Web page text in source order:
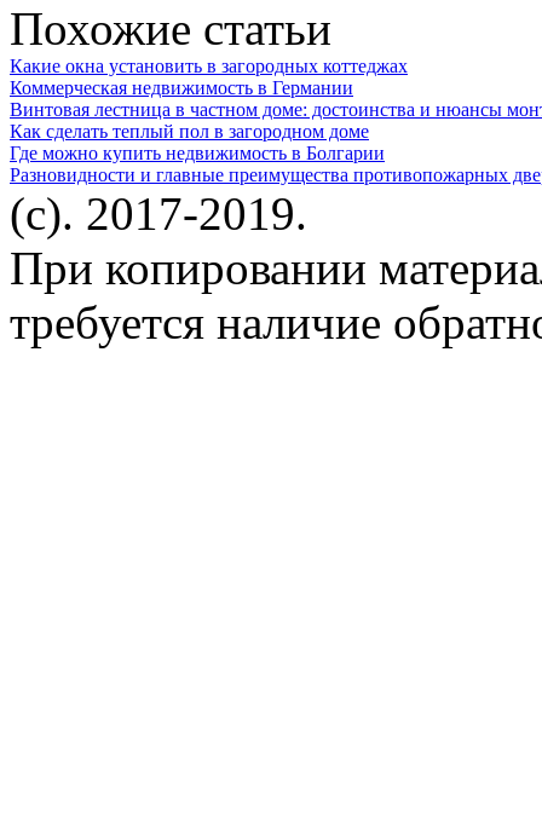
Похожие статьи
Какие окна установить в загородных коттеджах
Коммерческая недвижимость в Германии
Винтовая лестница в частном доме: достоинства и нюансы
Как сделать теплый пол в загородном доме
Где можно купить недвижимость в Болгарии
Разновидности и главные преимущества противопожарных
(c). 2017-2019.
При копировании
требуется наличие